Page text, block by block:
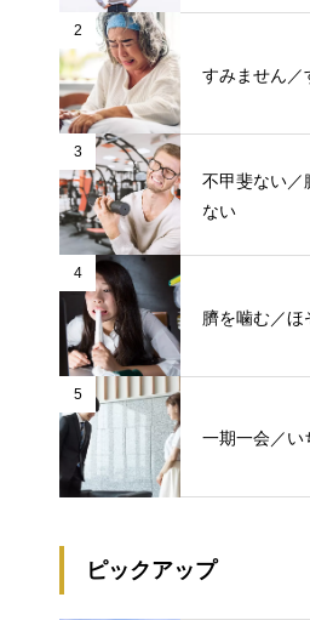
2
すみません／
3
不甲斐ない／
ない
4
臍を噛む／ほ
5
一期一会／い
ピックアップ